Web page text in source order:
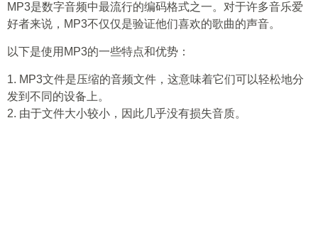
MP3是数字音频中最流行的编码格式之一。对于许多音乐爱
好者来说，MP3不仅仅是验证他们喜欢的歌曲的声音。
以下是使用MP3的一些特点和优势：
1. MP3文件是压缩的音频文件，这意味着它们可以轻松地分
发到不同的设备上。
2. 由于文件大小较小，因此几乎没有损失音质。